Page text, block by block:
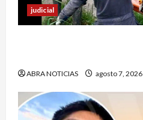
judicial
ABRA NOTICIAS agosto 7, 2026